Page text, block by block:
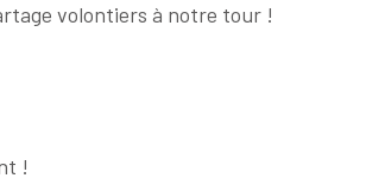
volontiers à notre tour !
!